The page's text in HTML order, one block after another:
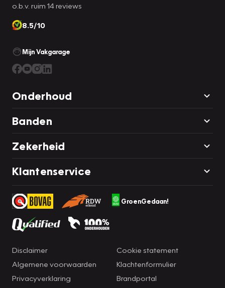
o.b.v. ruim 14 reviews
8.5/10
Mijn Vakgarage
Onderhoud
Banden
Zekerheid
Klantenservice
GroenGedaan!
Disclaimer
Algemene voorwaarden
Privacyverklaring
Cookie statement
Klachtenformulier
Brandportal